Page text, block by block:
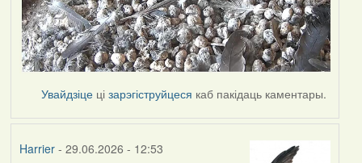
Увайдзіце цізарэгіструйцеся каб пакідаць каментары.
Harrier- 29.06.2026 - 12:53